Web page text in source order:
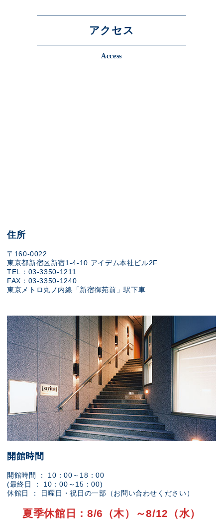
アクセス
Access
住所
〒160-0022
東京都新宿区新宿1-4-10 アイデム本社ビル2F
TEL：03-3350-1211
FAX：03-3350-1240
東京メトロ丸ノ内線「新宿御苑前」駅下車
開館時間
開館時間 ： 10：00～18：00
(最終日 ： 10：00～15：00)
休館日 ： 日曜日・祝日の一部（お問い合わせください）
夏季休館日：8/6（木）～8/12（水）